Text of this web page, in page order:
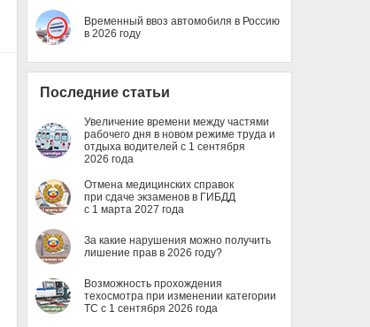
Временный ввоз автомобиля в Россию
в 2026 году
Последние статьи
Увеличение времени между частями
рабочего дня в новом режиме труда и
отдыха водителей с 1 сентября
2026 года
Отмена медицинских справок
при сдаче экзаменов в ГИБДД
с 1 марта 2027 года
За какие нарушения можно получить
лишение прав в 2026 году?
Возможность прохождения
техосмотра при изменении категории
ТС с 1 сентября 2026 года